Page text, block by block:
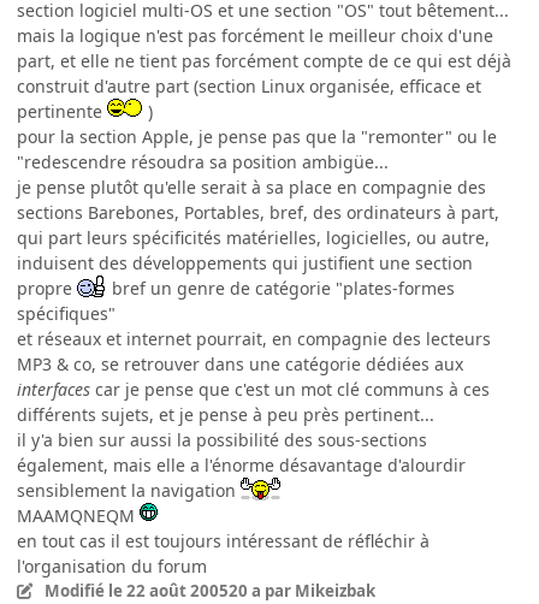
section logiciel multi-OS et une section "OS" tout bêtement...
mais la logique n'est pas forcément le meilleur choix d'une
part, et elle ne tient pas forcément compte de ce qui est déjà
construit d'autre part (section Linux organisée, efficace et
pertinente
)
pour la section Apple, je pense pas que la "remonter" ou le
"redescendre résoudra sa position ambigüe...
je pense plutôt qu'elle serait à sa place en compagnie des
sections Barebones, Portables, bref, des ordinateurs à part,
qui part leurs spécificités matérielles, logicielles, ou autre,
induisent des développements qui justifient une section
propre
bref un genre de catégorie "plates-formes
spécifiques"
et réseaux et internet pourrait, en compagnie des lecteurs
MP3 & co, se retrouver dans une catégorie dédiées aux
interfaces car je pense que c'est un mot clé communs à ces
différents sujets, et je pense à peu près pertinent...
il y'a bien sur aussi la possibilité des sous-sections
également, mais elle a l'énorme désavantage d'alourdir
sensiblement la navigation
MAAMQNEQM
en tout cas il est toujours intéressant de réfléchir à
l'organisation du forum
Modifié le 22 août 200520 a par Mikeizbak